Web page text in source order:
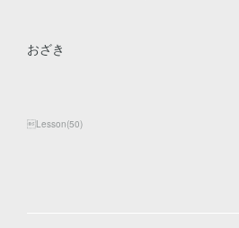
おざき
Lesson(50)